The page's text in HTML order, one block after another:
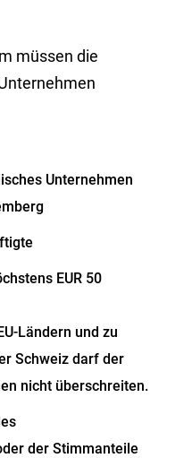
müssen die
Unternehmen
EUR 50
Ländern und zu
Schweiz darf der
nicht überschreiten.
der Stimmanteile